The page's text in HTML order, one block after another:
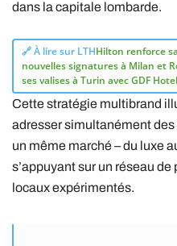
dans la capitale lombarde.
🔗 À lire sur LTHHilton renforce
nouvelles signatures à Milan et
ses valises à Turin avec GDF Hotel
Cette stratégie multibrand
adresser simultanément
un même marché – du luxe
s’appuyant sur un réseau
locaux expérimentés.